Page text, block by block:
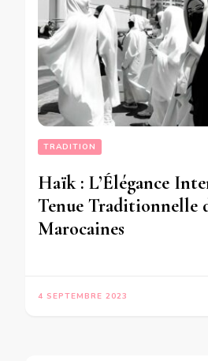
TRADITION
Haïk : L’Élégance
Tenue Traditionnelle
Marocaines
4 SEPTEMBRE 2023